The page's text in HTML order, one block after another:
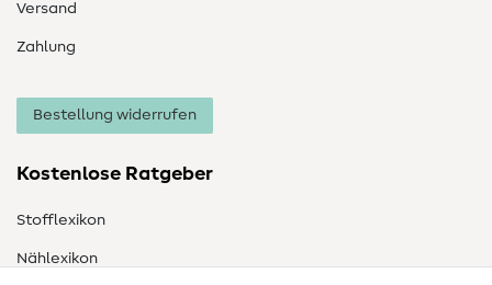
Versand
Zahlung
Bestellung widerrufen
Kostenlose Ratgeber
Stofflexikon
Nählexikon